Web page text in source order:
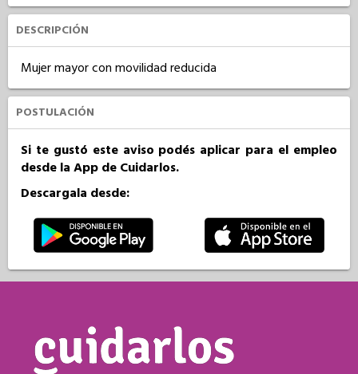
DESCRIPCIÓN
Mujer mayor con movilidad reducida
POSTULACIÓN
Si te gustó este aviso podés aplicar para el empleo
desde la App de Cuidarlos.
Descargala desde: